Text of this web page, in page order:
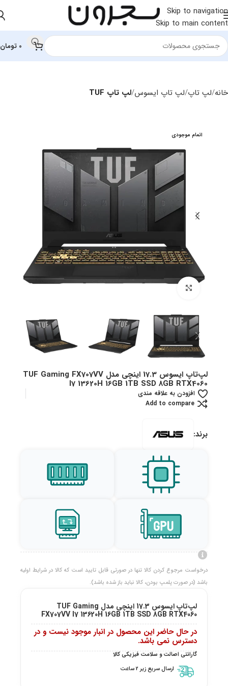
Skip to navigation
Skip to main content
0 تومان
خانه لپ تاپ لپ تاپ ایسوس لپ تاپ TUF
اتمام موجودی
لپ‌تاپ ایسوس 17.3 اینچی مدل TUF Gaming FX707VV
I7 13620H 16GB 1TB SSD 8GB RTX4060
افزودن به علاقه مندی
Add to compare
برند:
درخواست مرجوع کردن کالا تنها در صورتی قابل تایید است که کالا در شرایط اولیه
باشد (در صورت پلمپ بودن، کالا نباید باز شده باشد).
لپ‌تاپ ایسوس 17.3 اینچی مدل TUF Gaming
FX707VV I7 13620H 16GB 1TB SSD 8GB RTX4060
در حال حاضر این محصول در انبار موجود نیست و در
دسترس نمی باشد.
گارانتی اصالت و سلامت فیزیکی کالا
ارسال سریع زیر 2 ساعت